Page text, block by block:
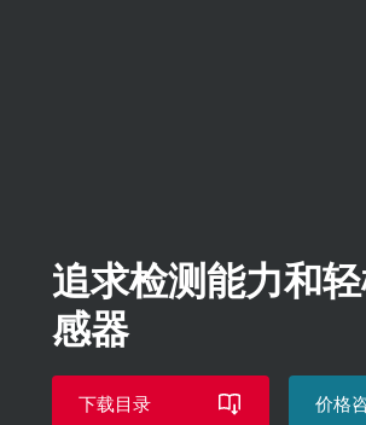
追求检测能力和
感器
下载目录 价格